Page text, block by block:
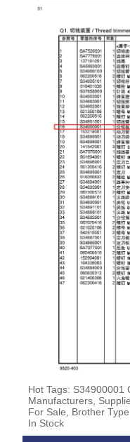
Hot Tags: S34900001
Manufacturers,
For Sale, Brother
In Stock